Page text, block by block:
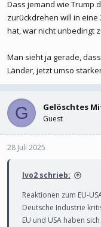
Dass jemand wie Trump
zurückdrehen will in
hat, war nicht unbedingt
Man sieht ja gerade,
Länder, jetzt umso
G Gelöschtes
Guest
28 Juli 2025
Ivo2 schrieb:
Reaktionen zum EU-
Deutsche Industrie
EU und USA haben